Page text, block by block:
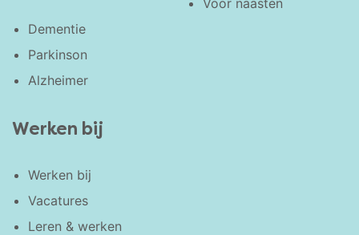
Dementie
Parkinson
Alzheimer
Werken bij
Werken bij
Vacatures
Leren & werken